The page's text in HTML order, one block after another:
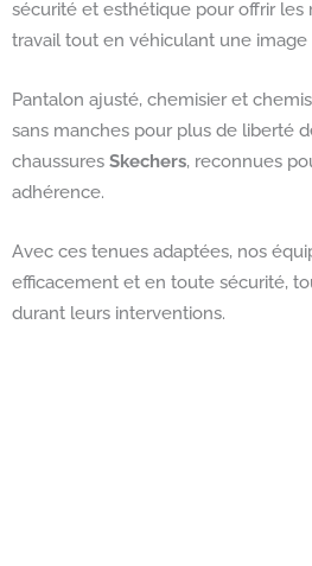
sécurité et esthétique pour offrir
travail tout en véhiculant une image
Pantalon ajusté, chemisier et
sans manches pour plus de liberté
chaussures Skechers, reconnues
adhérence.
Avec ces tenues adaptées, nos
efficacement et en toute sécurité,
durant leurs interventions.